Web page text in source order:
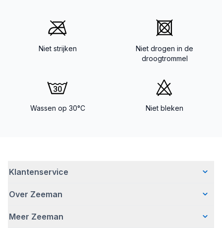
Niet strijken
Niet drogen in de
droogtrommel
Wassen op 30°C Niet bleken
Klantenservice
Veelgestelde vragen
Bezorgen
Over Zeeman
Wie wij zijn
Meer Zeeman